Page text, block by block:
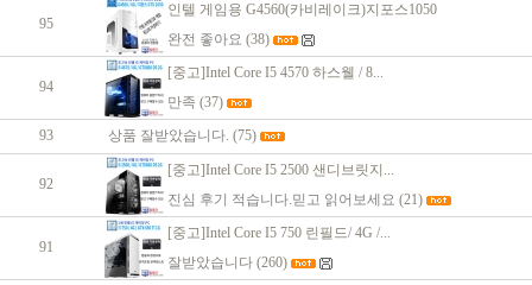
95
인텔 게임용 G4560(카비레이크)지포스1050
완전 좋아요 (38)
94
[중고]Intel Core I5 4570 하스웰 / 8...
만족 (37)
93
상품 잘받았습니다. (75)
92
[중고]Intel Core I5 2500 샌디브릿지...
진심 후기 적습니다.믿고 읽어보세요 (21)
91
[중고]Intel Core I5 750 린필드/ 4G /...
잘받았습니다 (260)